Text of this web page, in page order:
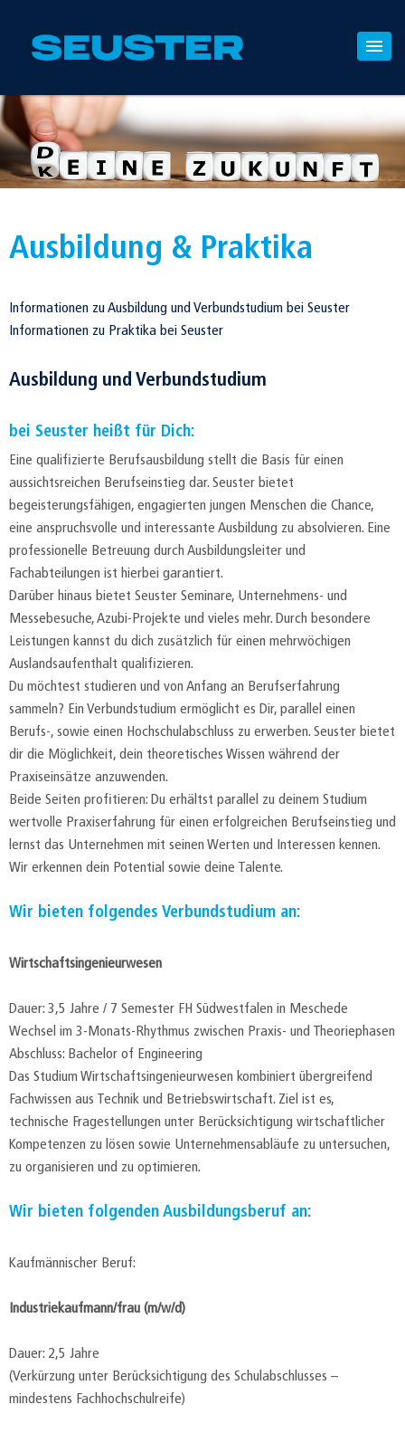
Ausbildung & Praktika
Informationen zu Ausbildung und Verbundstudium bei Seuster
Informationen zu Praktika bei Seuster
Ausbildung und Verbundstudium
bei Seuster heißt für Dich:
Eine qualifizierte Berufsausbildung stellt die Basis für einen
aussichtsreichen Berufseinstieg dar. Seuster bietet
begeisterungsfähigen, engagierten jungen Menschen die Chance,
eine anspruchsvolle und interessante Ausbildung zu absolvieren. Eine
professionelle Betreuung durch Ausbildungsleiter und
Fachabteilungen ist hierbei garantiert.
Darüber hinaus bietet Seuster Seminare, Unternehmens- und
Messebesuche, Azubi-Projekte und vieles mehr. Durch besondere
Leistungen kannst du dich zusätzlich für einen mehrwöchigen
Auslandsaufenthalt qualifizieren.
Du möchtest studieren und von Anfang an Berufserfahrung
sammeln? Ein Verbundstudium ermöglicht es Dir, parallel einen
Berufs-, sowie einen Hochschulabschluss zu erwerben. Seuster bietet
dir die Möglichkeit, dein theoretisches Wissen während der
Praxiseinsätze anzuwenden.
Beide Seiten profitieren: Du erhältst parallel zu deinem Studium
wertvolle Praxiserfahrung für einen erfolgreichen Berufseinstieg und
lernst das Unternehmen mit seinen Werten und Interessen kennen.
Wir erkennen dein Potential sowie deine Talente.
Wir bieten folgendes Verbundstudium an:
Wirtschaftsingenieurwesen
Dauer: 3,5 Jahre / 7 Semester FH Südwestfalen in Meschede
Wechsel im 3-Monats-Rhythmus zwischen Praxis- und Theoriephasen
Abschluss: Bachelor of Engineering
Das Studium Wirtschaftsingenieurwesen kombiniert übergreifend
Fachwissen aus Technik und Betriebswirtschaft. Ziel ist es,
technische Fragestellungen unter Berücksichtigung wirtschaftlicher
Kompetenzen zu lösen sowie Unternehmensabläufe zu untersuchen,
zu organisieren und zu optimieren.
Wir bieten folgenden Ausbildungsberuf an:
Kaufmännischer Beruf:
Industriekaufmann/frau (m/w/d)
Dauer: 2,5 Jahre
(Verkürzung unter Berücksichtigung des Schulabschlusses –
mindestens Fachhochschulreife)